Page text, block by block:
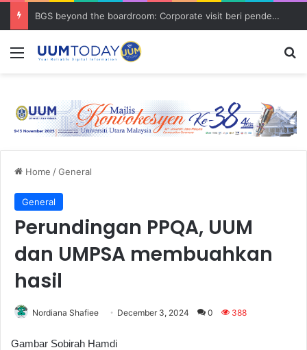
BGS beyond the boardroom: Corporate visit beri pendedahan dunia korporat kepada PELAJAR UUM
Menu
Home /General
General
Perundingan PPQA, UUM
dan UMPSA membuahkan
hasil
Nordiana Shafiee December 3, 2024 0 388
Gambar Sobirah Hamdi